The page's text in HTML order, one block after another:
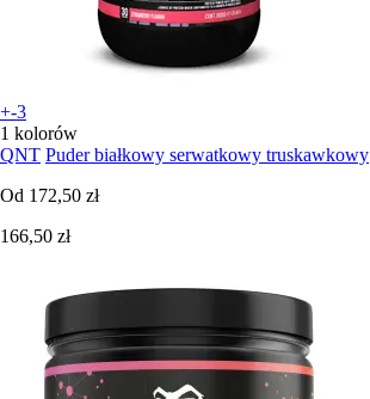
+-3
1 kolorów
QNT Puder białkowy serwatkowy truskawkowy
Od 172,50 zł
166,50 zł